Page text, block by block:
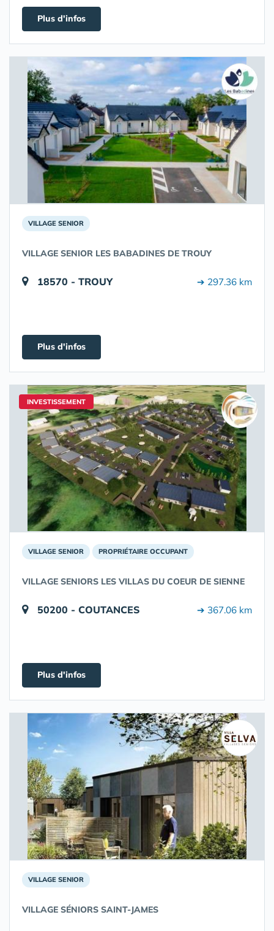
Plus d'infos
VILLAGE SENIOR
VILLAGE SENIOR LES BABADINES DE TROUY
18570 - TROUY ➔ 297.36 km
Plus d'infos
INVESTISSEMENT
VILLAGE SENIOR PROPRIÉTAIRE OCCUPANT
VILLAGE SENIORS LES VILLAS DU COEUR DE SIENNE
50200 - COUTANCES ➔ 367.06 km
Plus d'infos
VILLAGE SENIOR
VILLAGE SÉNIORS SAINT-JAMES